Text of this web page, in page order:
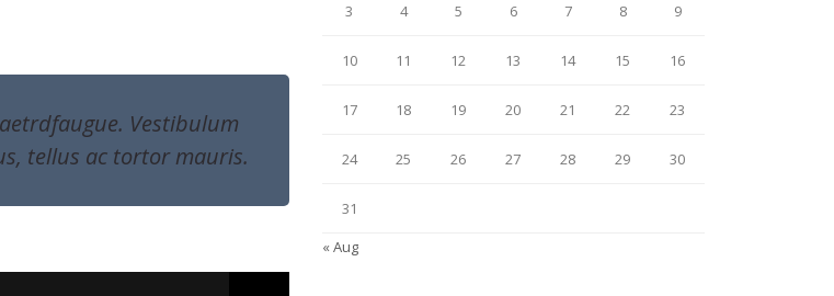
Vestibulum
tellus ac tortor mauris.
3 4 5 6 7 8 9
10 11 12 13 14 15 16
17 18 19 20 21 22 23
24 25 26 27 28 29 30
31
« Aug